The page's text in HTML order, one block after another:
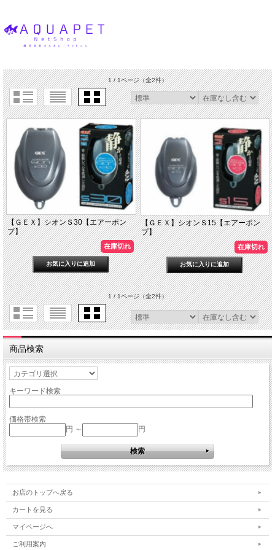
1 / 1ページ（全2件）
【ＧＥＸ】シオンＳ30【エアーポン
プ】
在庫切れ
【ＧＥＸ】シオンＳ15【エアーポン
プ】
在庫切れ
1 / 1ページ（全2件）
商品検索
キーワード検索
価格帯検索
円 ～
円
お店のトップへ戻る
カートを見る
マイページへ
ご利用案内